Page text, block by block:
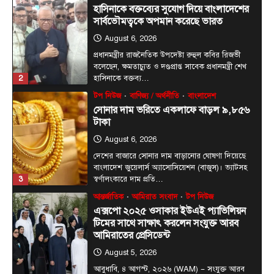
3
সোনার দাম ভরিতে একলাফে বাড়ল ৯,৮৫৬
টাকা
August 6, 2026
দেশের বাজারে সোনার দাম বাড়ানোর ঘোষণা দিয়েছে
বাংলাদেশ জুয়েলার্স অ্যাসোসিয়েশন (বাজুস)। ভ্যাটসহ
স্বর্ণালংকারে দাম প্রতি…
4
আন্তর্জাতিক আমিরাত সংবাদ টপ নিউজ
এক্সপো ২০২৫ ওসাকার ইউএই প্যাভিলিয়ন
টিমের সাথে সাক্ষাৎ করলেন সংযুক্ত আরব
আমিরাতের প্রেসিডেন্ট
August 5, 2026
আবুধাবি, ৪ আগস্ট, ২০২৬ (WAM) — সংযুক্ত আরব
আমিরাতের (ইউএই) প্রেসিডেন্ট মহামান্য শেখ মোহাম্মদ
বিন…
টপ নিউজ
বাংলাদেশ
জনগণ পরিবর্তন চেয়েছে বলেই জুলাই
আন্দোলন সফল হয়েছে : প্রধানমন্ত্রী
August 5, 2026